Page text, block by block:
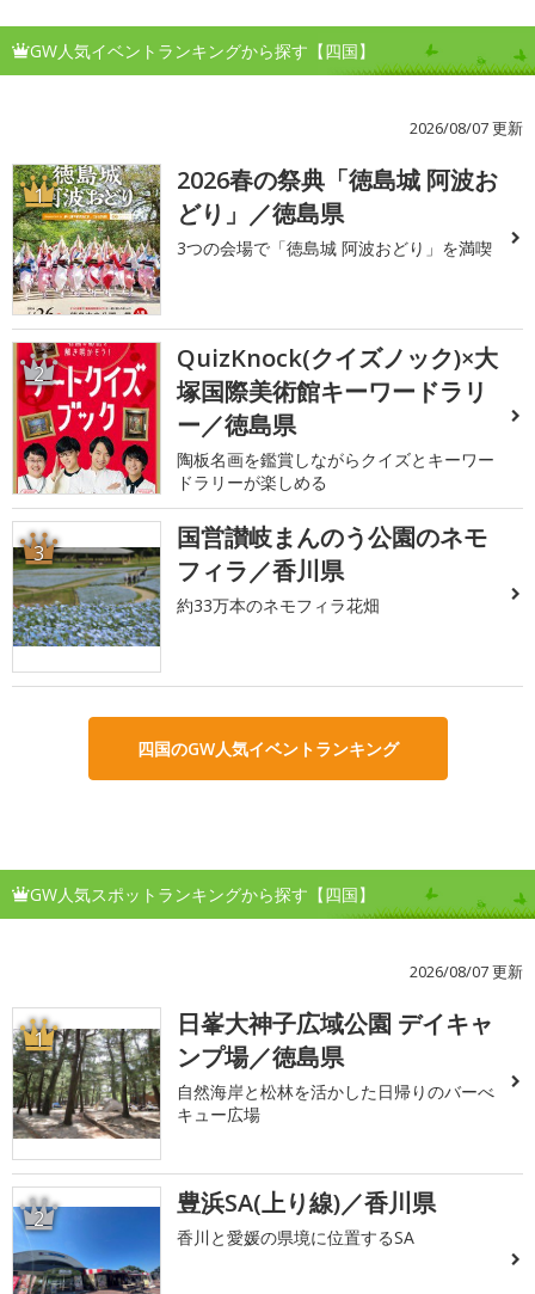
GW人気イベントランキングから探す【四国】
2026/08/07 更新
1
2026春の祭典「徳島城 阿波お
どり」／徳島県
3つの会場で「徳島城 阿波おどり」を満喫
2
QuizKnock(クイズノック)×大
塚国際美術館キーワードラリ
ー／徳島県
陶板名画を鑑賞しながらクイズとキーワー
ドラリーが楽しめる
3
国営讃岐まんのう公園のネモ
フィラ／香川県
約33万本のネモフィラ花畑
四国のGW人気イベントランキング
GW人気スポットランキングから探す【四国】
2026/08/07 更新
1
日峯大神子広域公園 デイキャ
ンプ場／徳島県
自然海岸と松林を活かした日帰りのバーべ
キュー広場
2 豊浜SA(上り線)／香川県
香川と愛媛の県境に位置するSA